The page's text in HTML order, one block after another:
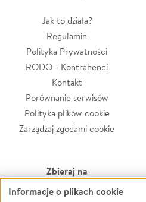
Jak to działa?
Regulamin
Polityka Prywatności
RODO - Kontrahenci
Kontakt
Porównanie serwisów
Polityka plików cookie
Zarządzaj zgodami cookie
Zbieraj na
Leczenie
Informacje o plikach cookie